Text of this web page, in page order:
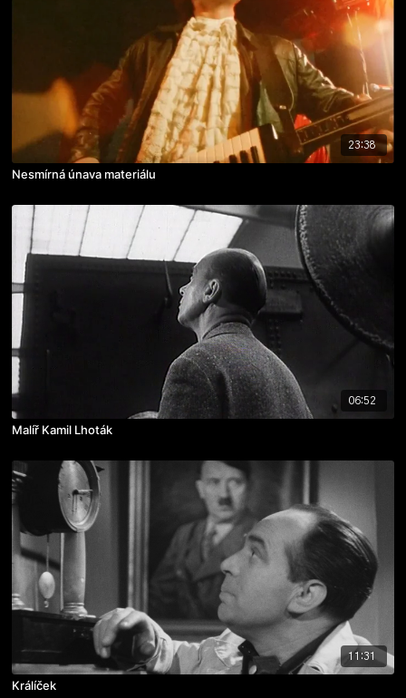
23:38
Nesmírná únava materiálu
06:52
Malíř Kamil Lhoták
11:31
Králíček